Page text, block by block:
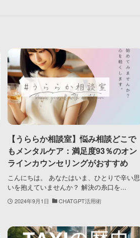
【うららか相談室】悩み相談どこで
もメンタルケア：満足度93％のオン
ラインカウンセリングがおすすめ
こんにちは。 あなたはいま、ひとりで辛い思
いを抱えていませんか？ 解決の糸口を...
2024年9月1日 CHATGPT活用術